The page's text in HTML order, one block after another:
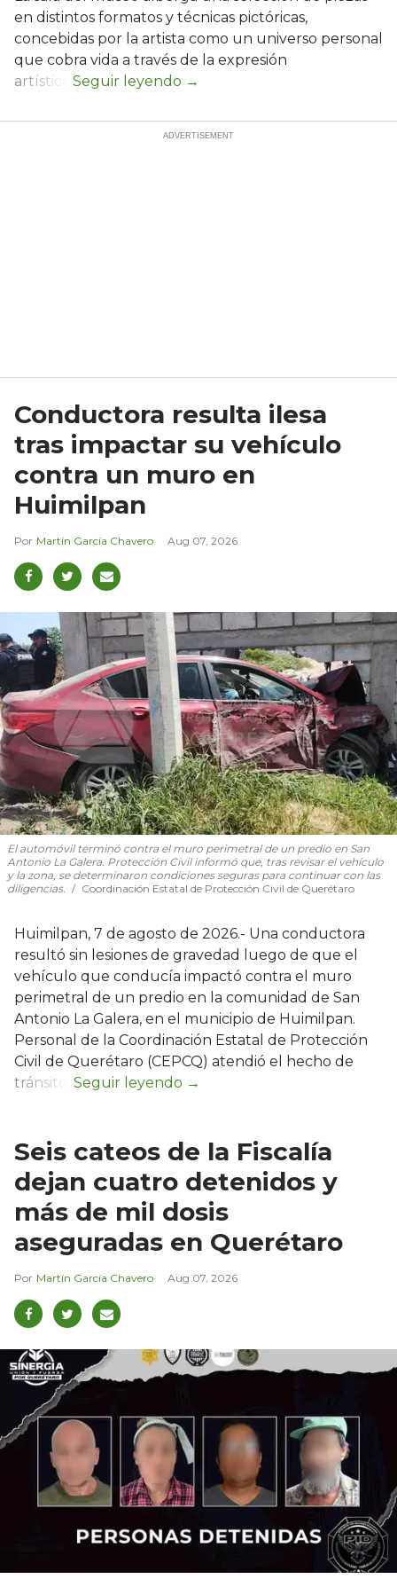
en distintos formatos y técnicas pictóricas,
concebidas por la artista como un universo personal
que cobra vida a través de la expresión
artística.
Conductora resulta ilesa
tras impactar su vehículo
contra un muro en
Huimilpan
Martín García Chavero Aug 07, 2026
El automóvil terminó contra el muro perimetral de un predio en San
Antonio La Galera. Protección Civil informó que, tras revisar el vehículo
y la zona, se determinaron condiciones seguras para continuar con las
diligencias.
Coordinación Estatal de Protección Civil de Querétaro
Huimilpan, 7 de agosto de 2026.- Una conductora
resultó sin lesiones de gravedad luego de que el
vehículo que conducía impactó contra el muro
perimetral de un predio en la comunidad de San
Antonio La Galera, en el municipio de Huimilpan.
Personal de la Coordinación Estatal de Protección
Civil de Querétaro (CEPCQ) atendió el hecho de
tránsito.
Seis cateos de la Fiscalía
dejan cuatro detenidos y
más de mil dosis
aseguradas en Querétaro
Martín García Chavero Aug 07, 2026